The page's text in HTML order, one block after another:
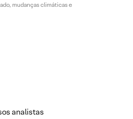
mudanças climáticas e
analistas